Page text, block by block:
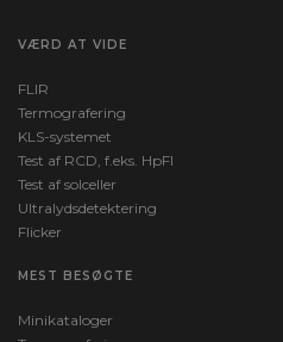
VÆRD AT VIDE
FLIR
Termografering
KLS-systemet
Test af RCD, f.eks. HpFI
Test af solceller
Ultralydsdetektering
Flicker
MEST BESØGTE
Minikataloger